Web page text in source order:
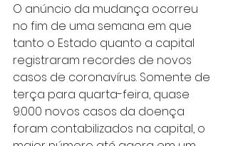
O anúncio da mudança ocorreu
no fim de uma semana em que
tanto o Estado quanto a capital
registraram recordes de novos
casos de coronavírus. Somente de
terça para quarta-feira, quase
9.000 novos casos da doença
foram contabilizados na capital, o